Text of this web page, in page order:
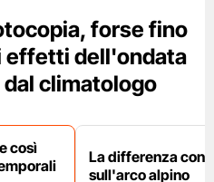
forse fino
effetti dell'ondata
climatologo
così
La differenza con
sull'arco alpino